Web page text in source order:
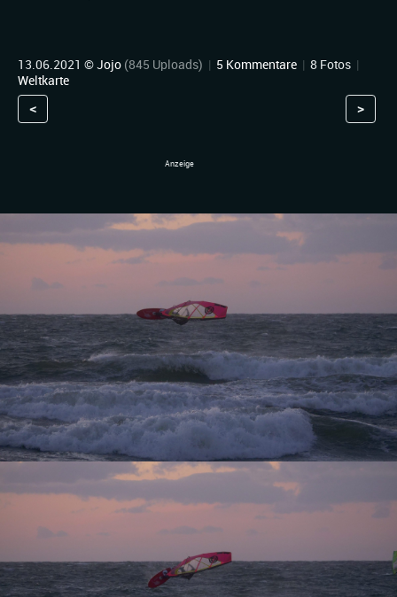
13.06.2021 ©Jojo (845 Uploads) | 5 Kommentare | 8 Fotos |
Weltkarte
< >